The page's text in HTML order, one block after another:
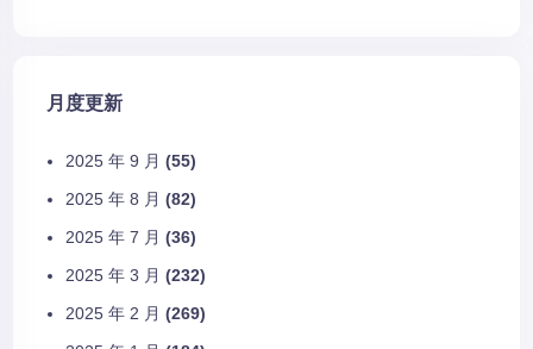
月度更新
2025 年 9 月 (55)
2025 年 8 月 (82)
2025 年 7 月 (36)
2025 年 3 月 (232)
2025 年 2 月 (269)